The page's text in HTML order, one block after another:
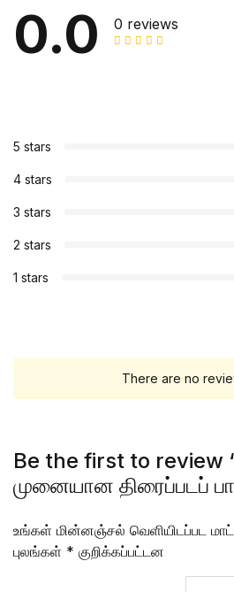
0.0 0 reviews
5 stars
4 stars
3 stars
2 stars
1 stars
There are no
Be the first to review
முனையான திரைப்படப்
உங்கள் மின்னஞ்சல் வெளியிடப்பட
புலங்கள் * குறிக்கப்பட்டன